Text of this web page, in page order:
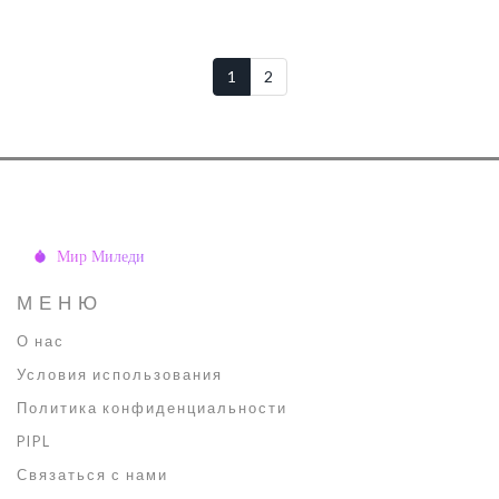
1 2
МЕНЮ
О нас
Условия использования
Политика конфиденциальности
PIPL
Связаться с нами